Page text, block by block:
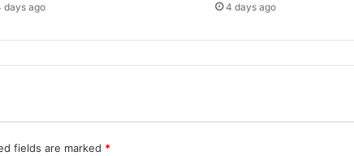
days ago 4 days ago
fields are marked *